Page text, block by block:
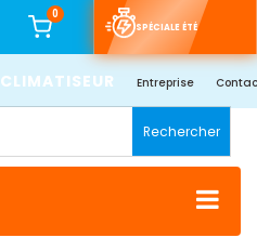
0
SPÉCIALE ÉTÉ
CLIMATISEUR Entreprise
Rechercher